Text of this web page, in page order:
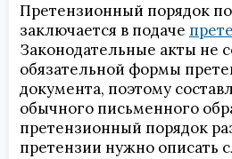
Претензионный порядок по
заключается в подаче
Законодательные акты не
обязательной формы
документа, поэтому
обычного письменного
претензионный порядок
претензии нужно описать